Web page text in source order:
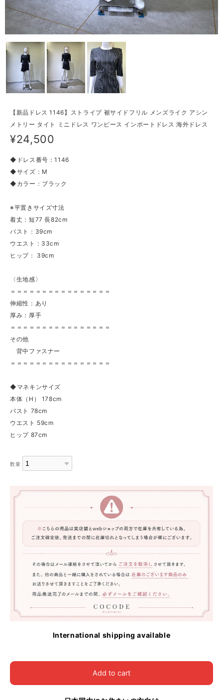
【新品ドレス 1146】ストライプ 裾サイドフリル メンズライク アシン
メトリー タイト ミニドレス ワンピース インポートドレス 海外ドレス
¥24,500
◆ドレス番号：1146
◆サイズ：M
◆カラー：ブラック
※平置きサイズ寸法
着丈：短77 長82cm
バスト：39cm
ウエスト：33cm
ヒップ： 39cm
〈生地感〉
＝＝＝＝＝＝＝＝＝＝＝＝＝＝＝＝
伸縮性：あり
厚み：厚手
＝＝＝＝＝＝＝＝＝＝＝＝＝＝＝＝
その他
背中ファスナー
＝＝＝＝＝＝＝＝＝＝＝＝＝＝＝＝
◆マネキンサイズ
本体（H） 178cm
バスト 78cm
ウエスト 59cm
ヒップ 87cm
数量
International shipping available
Add to cart